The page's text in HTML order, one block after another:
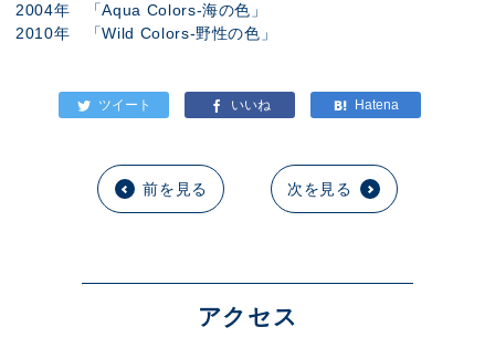
2004年 「Aqua Colors-海の色」
2010年 「Wild Colors-野性の色」
前を見る 次を見る
アクセス